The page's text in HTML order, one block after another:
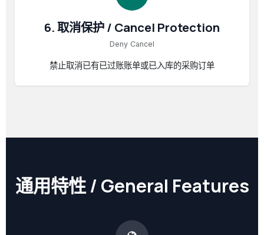
6. 取消保护 / Cancel Protection
Deny Cancel
禁止取消已有已过账账单或已入库的采购订单
通用特性 / General Features